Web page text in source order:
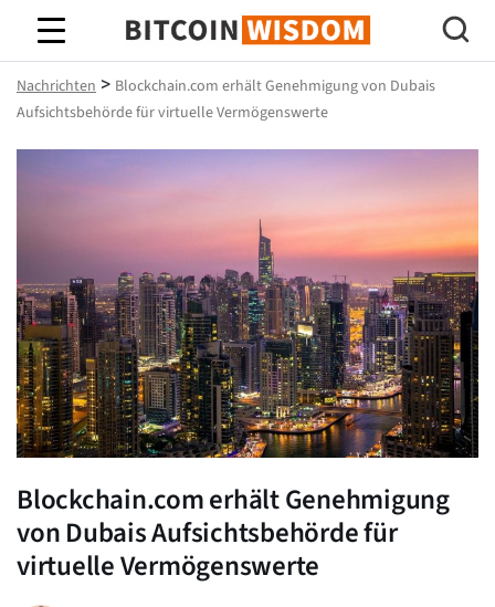
Bitcoin-Weisheit
Nachrichten > Blockchain.com erhält Genehmigung von Dubais
Aufsichtsbehörde für virtuelle Vermögenswerte
Blockchain.com erhält Genehmigung
von Dubais Aufsichtsbehörde für
virtuelle Vermögenswerte